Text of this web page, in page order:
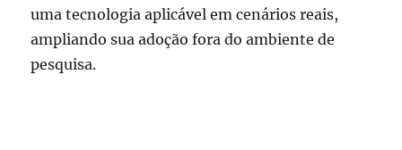
uma tecnologia aplicável em cenários reais,
ampliando sua adoção fora do ambiente de
pesquisa.